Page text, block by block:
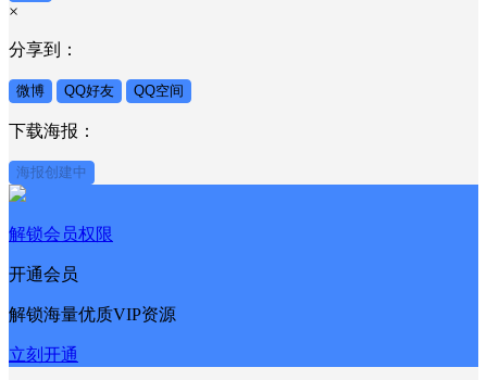
×
分享到：
微博 QQ好友 QQ空间
下载海报：
海报创建中
解锁会员权限
开通会员
解锁海量优质VIP资源
立刻开通